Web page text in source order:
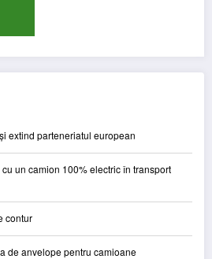
extind parteneriatul european
un camion 100% electric în transport
contur
de anvelope pentru camioane